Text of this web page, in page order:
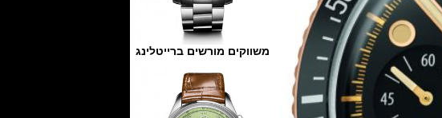
משווקים מורשים ברייטלינג